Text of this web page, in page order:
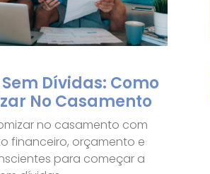
Dívidas: Como
No Casamento
no casamento com
financeiro, orçamento e
para começar a